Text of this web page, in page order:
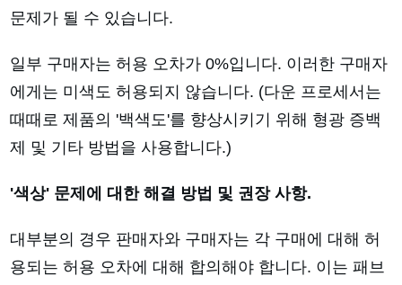
문제가 될 수 있습니다.
일부 구매자는 허용 오차가 0%입니다. 이러한 구매자
에게는 미색도 허용되지 않습니다. (다운 프로세서는
때때로 제품의 '백색도'를 향상시키기 위해 형광 증백
제 및 기타 방법을 사용합니다.)
'색상' 문제에 대한 해결 방법 및 권장 사항.
대부분의 경우 판매자와 구매자는 각 구매에 대해 허
용되는 허용 오차에 대해 합의해야 합니다. 이는 패브